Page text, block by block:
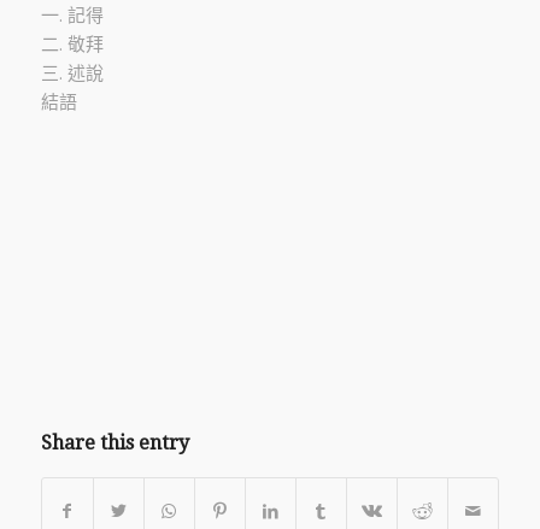
一. 記得
二. 敬拜
三. 述說
結語
Share this entry